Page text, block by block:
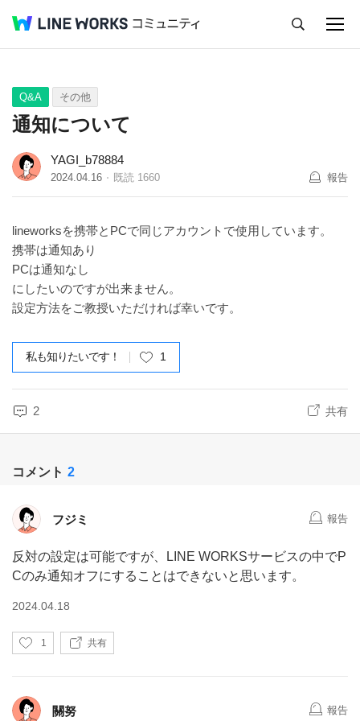
Q&A Tips Ideas
Q&A その他
通知について
YAGI_b78884
2024.04.16 既読 1660 報告
lineworksを携帯とPCで同じアカウントで使用しています。
携帯は通知あり
PCは通知なし
にしたいのですが出来ません。
設定方法をご教授いただければ幸いです。
私も知りたいです！ 1
2 共有
コメント 2
フジミ 報告
反対の設定は可能ですが、LINE WORKSサービスの中でP
Cのみ通知オフにすることはできないと思います。
2024.04.18
い
1 共有
關努 報告